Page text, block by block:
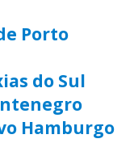
Porto
do Sul
Hamburgo